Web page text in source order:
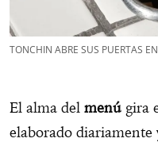
TONCHIN ABRE SUS PUERTAS
El alma del menú gira
elaborado